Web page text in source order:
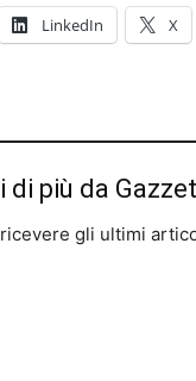
LinkedIn X
di più da
gli ultimi